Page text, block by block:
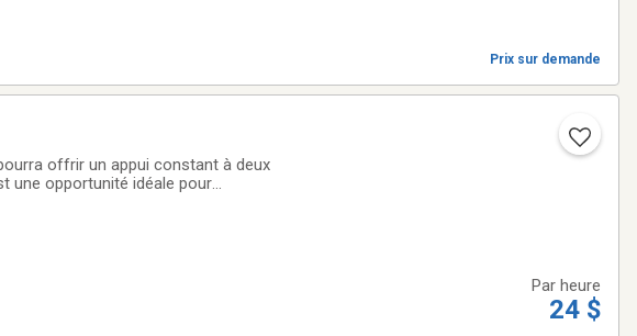
Prix sur demande
offrir un appui constant à deux
une opportunité idéale pour
Par heure
24 $